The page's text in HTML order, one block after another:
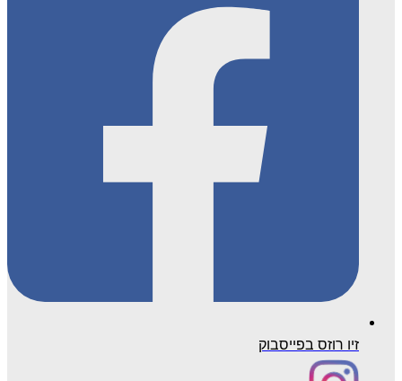
זיו רוזס בפייסבוק